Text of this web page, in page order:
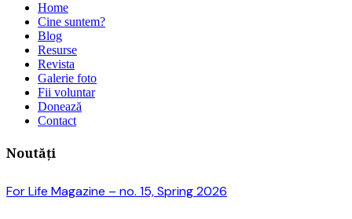
Home
Cine suntem?
Blog
Resurse
Revista
Galerie foto
Fii voluntar
Donează
Contact
Noutăți
For Life Magazine – no. 15, Spring 2026